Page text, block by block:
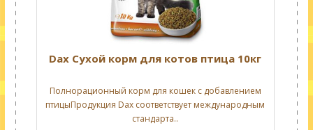
Dax Сухой корм для котов птица 10кг
Полнорационный корм для кошек с добавлением
птицыПродукция Dax соответствует международным
стандарта..